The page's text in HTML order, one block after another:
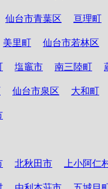
仙台市青葉区 亘理町
美里町 仙台市若林区
塩竈市 南三陸町
仙台市泉区 大和町
北秋田市 上小阿仁